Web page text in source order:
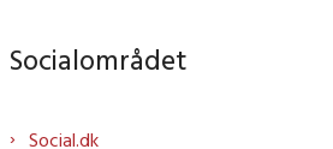
Socialområdet
Social.dk